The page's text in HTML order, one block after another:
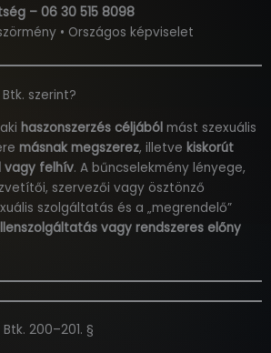
– 06 30 515 8098
• Országos képviselet
szerint?
haszonszerzés céljából mást szexuális
másnak megszerez, illetve kiskorút
vagy felhív. A bűncselekmény lényege,
szervezői vagy ösztönző
szolgáltatás és a „megrendelő”
vagy rendszeres előny
200–201. §